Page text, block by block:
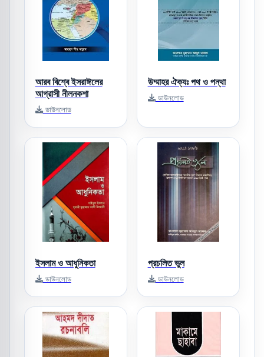
আরব বিশ্বে ইসরাঈলের
আগ্রাসী নীলনকশা
ডাউনলোড
উম্মাহর ঐক্যঃ পথ ও পন্থা
ডাউনলোড
ইসলাম ও আধুনিকতা
ডাউনলোড
প্রচলিত ভুল
ডাউনলোড